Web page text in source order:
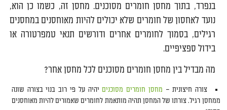
בנפרד, בתוך מחסן חומרים מסוכנים. מחסן זה, כשמו כן הוא,
נועד לאחסון של חומרים שלא יכולים להיות מאוחסנים במחסנים
רגילים, בסמוך לחומרים אחרים ודורשים תנאי טמפרטורה או
בידול ספציפיים.
מה מבדיל בין מחסן חומרים מסוכנים לכל מחסן אחר?
צורה חיצונית – מחסן חומרים מסוכניםיהיה על פי רוב בנוי בצורה שונה
ממחסן רגיל. צורתו של המחסן תהיה מותאמת לחומרים שאמורים להיות מאוחסנים